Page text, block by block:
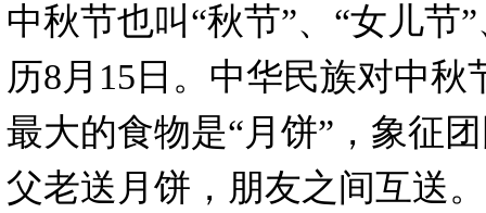
中秋节也叫“秋节”、“女儿节
历8月15日。中华民族对中
最大的食物是“月饼”，象征
父老送月饼，朋友之间互送